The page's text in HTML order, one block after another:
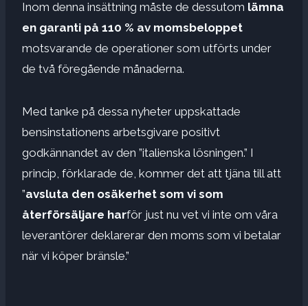
Inom denna insättning måste de dessutom lämna
en garanti på 110 % av momsbeloppet
motsvarande de operationer som utförts under
de två föregående månaderna.
Med tanke på dessa nyheter uppskattade
bensinstationens arbetsgivare positivt
godkännandet av den ”italienska lösningen.” I
princip, förklarade de, kommer det att tjäna till att
”avsluta den osäkerhet som vi som
återförsäljare harför just nu vet vi inte om våra
leverantörer deklarerar den moms som vi betalar
när vi köper bränsle.”